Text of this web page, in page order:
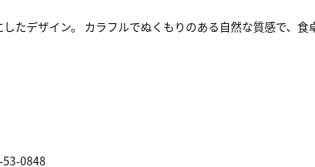
たデザイン。 カラフルでぬくもりのある自然な質感で、食
53-0848